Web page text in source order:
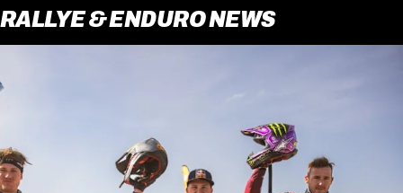
RALLYE & ENDURO NEWS